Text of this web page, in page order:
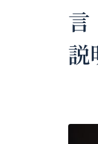
言
説